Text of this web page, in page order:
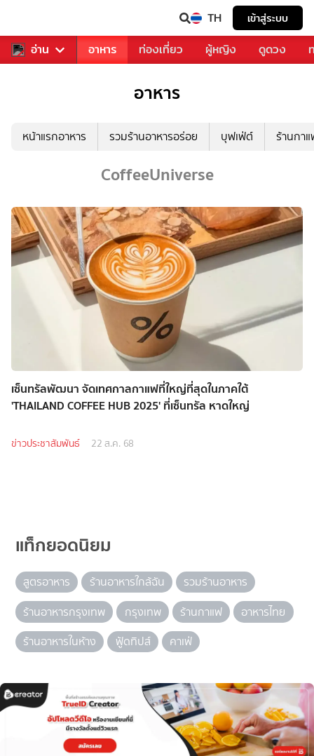
TH เข้าสู่ระบบ
อ่าน
รวงการเพลง อาหาร ท่องเที่ยว ผู้หญิง ดูดวง
อาหาร
หน้าแรกอาหาร รวมร้านอาหารอร่อย บุฟเฟ่ต์ ร้านกา
CoffeeUniverse
เซ็นทรัลพัฒนา จัดเทศกาลกาแฟที่ใหญ่ที่สุดในภาคใต้
'THAILAND COFFEE HUB 2025' ที่เซ็นทรัล หาดใหญ่
ข่าวประชาสัมพันธ์ 22 ส.ค. 68
แท็กยอดนิยม
สูตรอาหาร ร้านอาหารใกล้ฉัน
รวมร้านอาหาร
ร้านอาหารกรุงเทพ
กรุงเทพ ร้านกาแฟ
อาหารไทย
ร้านอาหารในห้าง
ฟู้ดทิปส์ คาเฟ่